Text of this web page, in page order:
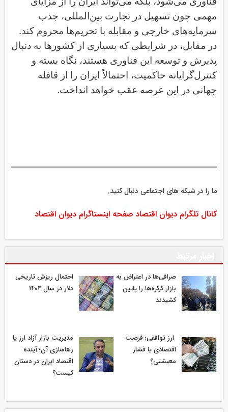
مهمی چون تسهیل در تجارت بین‌المللی، جذب
سرمایه‌های خارجی و مقابله با تحریم‌ها محروم کند.
در مقابل، در شرایطی که بسیاری از کشورها به دنبال
پذیرش و توسعه این فناوری هستند، نگاه بسته و
کنترل‌گرایانه حاکمیت، احتمالاً ایران را از قافله
جهانی در این عرصه عقب خواهد انداخت.
ما را در شبکه های اجتماعی دنبال کنید.
کانال تلگرام دیوان اقتصاد صفحه اینستاگرام دیوان اقتصاد
صرافی‌ها در اعتراض به
بازار کرکره‌ها را پایین
کشیدند
احتمال ریزش تاریخی
دلار در سال ۱۴۰۴
ارز توافقی؛ فرصت
اقتصادی یا فشار
معیشتی؟
مدیریت بازار آزاد ارز یا
رهاسازی آن؛ آینده
اقتصاد ایران در دستان
کیست؟